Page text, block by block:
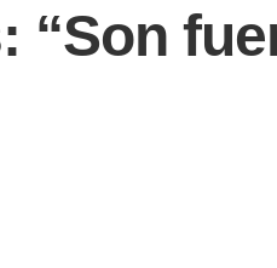
“Son